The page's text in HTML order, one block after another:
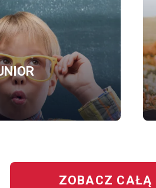
OFERTĘ
ZOBACZ CAŁĄ